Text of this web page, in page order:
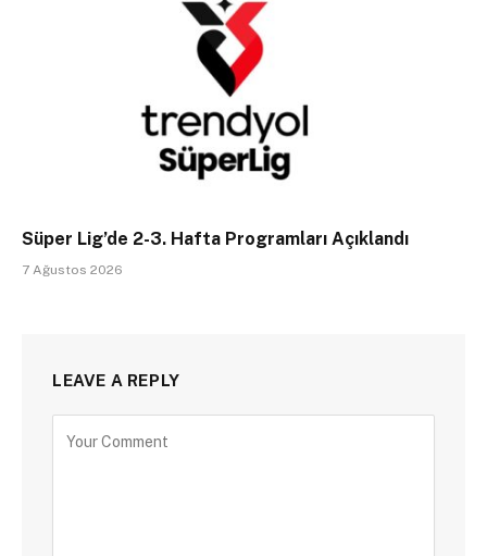
Süper Lig’de 2-3. Hafta Programları Açıklandı
7 Ağustos 2026
LEAVE A REPLY